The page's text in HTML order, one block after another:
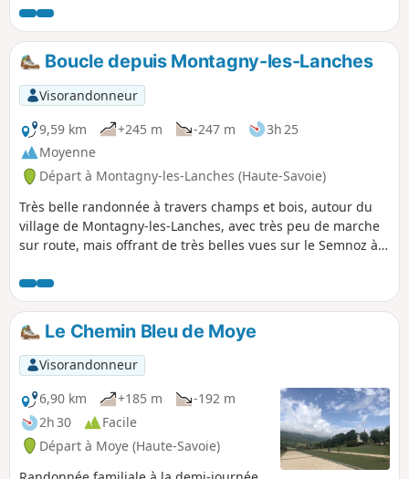
Boucle depuis Montagny-les-Lanches
Visorandonneur
9,59 km
+245 m -247 m
3h 25
Moyenne
Départ à Montagny-les-Lanches (Haute-Savoie)
Très belle randonnée à travers champs et bois, autour du
village de Montagny-les-Lanches, avec très peu de marche
sur route, mais offrant de très belles vues sur le Semnoz à
saison printanière et automnale, mais prévoir suffisamment
d'eau en été. Les traversées de hameaux montrent de
fermes joliment rénovées, bien fleuries et aménagées.
Le Chemin Bleu de Moye
Visorandonneur
6,90 km
+185 m
-192 m
2h 30
Facile
Départ à Moye (Haute-Savoie)